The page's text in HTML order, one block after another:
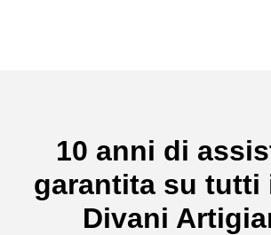
10 anni di
garantita su tutti
Divani